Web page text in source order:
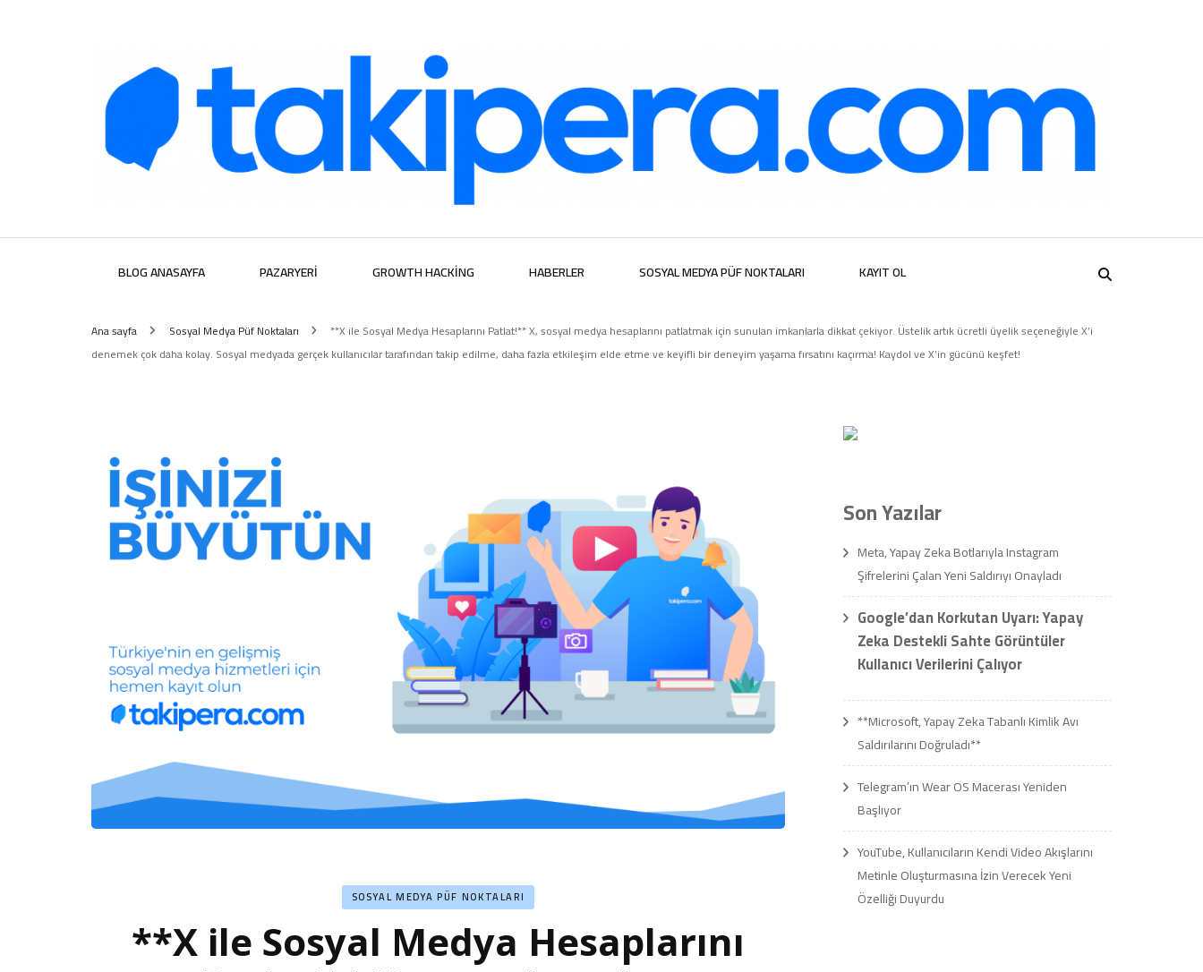
Takipera Dijital Hizmetler
BLOG ANASAYFA PAZARYERI GROWTH HACKING HABERLER SOSYAL MEDYA PÜF NOKTALARI KAYIT OL
Ana sayfa Sosyal Medya Püf Noktaları
**X ile Sosyal Medya Hesaplarını Patlat!** X, sosyal medya hesaplarını patlatmak için sunulan imkanlarla dikkat çekiyor. Üstelik artık ücretli üyelik seçeneğiyle X’i
denemek çok daha kolay. Sosyal medyada gerçek kullanıcılar tarafından takip edilme, daha fazla etkileşim elde etme ve keyifli bir deneyim yaşama fırsatını kaçırma! Kaydol ve X’in gücünü keşfet!
SOSYAL MEDYA PÜF NOKTALARI
**X ile Sosyal Medya Hesaplarını
Son Yazılar
Meta, Yapay Zeka Botlarıyla Instagram
Şifrelerini Çalan Yeni Saldırıyı Onayladı
Google’dan Korkutan Uyarı: Yapay
Zeka Destekli Sahte Görüntüler
Kullanıcı Verilerini Çalıyor
**Microsoft, Yapay Zeka Tabanlı Kimlik Avı
Saldırılarını Doğruladı**
Telegram’ın Wear OS Macerası Yeniden
Başlıyor
YouTube, Kullanıcıların Kendi Video Akışlarını
Metinle Oluşturmasına İzin Verecek Yeni
Özelliği Duyurdu